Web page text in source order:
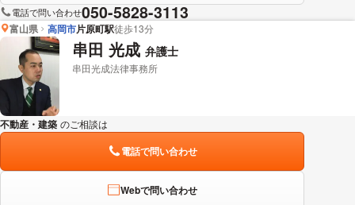
電話で問い合わせ050-5828-3113
富山県 高岡市片原町駅徒歩13分
串田 光成 弁護士
串田光成法律事務所
不動産・建築 のご相談は
電話で問い合わせ
Webで問い合わせ